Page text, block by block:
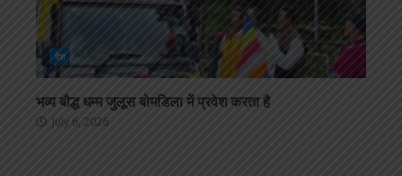
देश
भव्य बौद्ध धम्म जुलूस बोमडिला में प्रवेश करता है
July 6, 2026